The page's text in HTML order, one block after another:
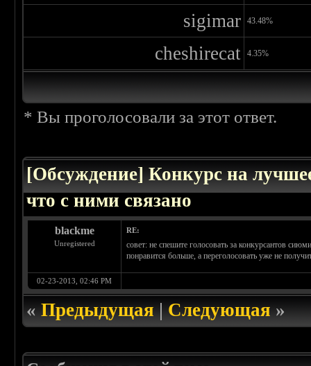
sigimar 43.48%
cheshirecat 4.35%
* Вы проголосовали за этот ответ.
[Обсуждение] Конкурс на
что с ними связано
blackme
Unregistered
RE:
совет: не спешите голосовать за конкурсантов
понравится больше, а переголосовать уже не
02-23-2013, 02:46 PM
«Предыдущая|Следующая»